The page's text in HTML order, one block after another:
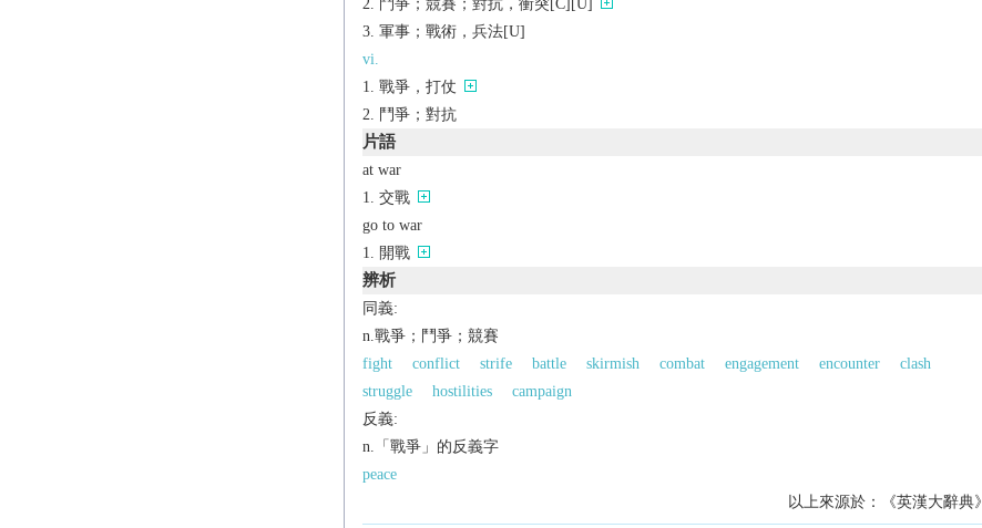
鬥爭；競賽；對抗，衝突[C][U]
軍事；戰術，兵法[U]
vi.
戰爭，打仗
鬥爭；對抗
片語
at war
交戰
go to war
開戰
辨析
同義:
n.戰爭；鬥爭；競賽
fight
conflict strife battle skirmish combat engagement encounter
clash
struggle
hostilities
campaign
反義:
n.「戰爭」的反義字
peace
以上來源於：《英漢大辭典》